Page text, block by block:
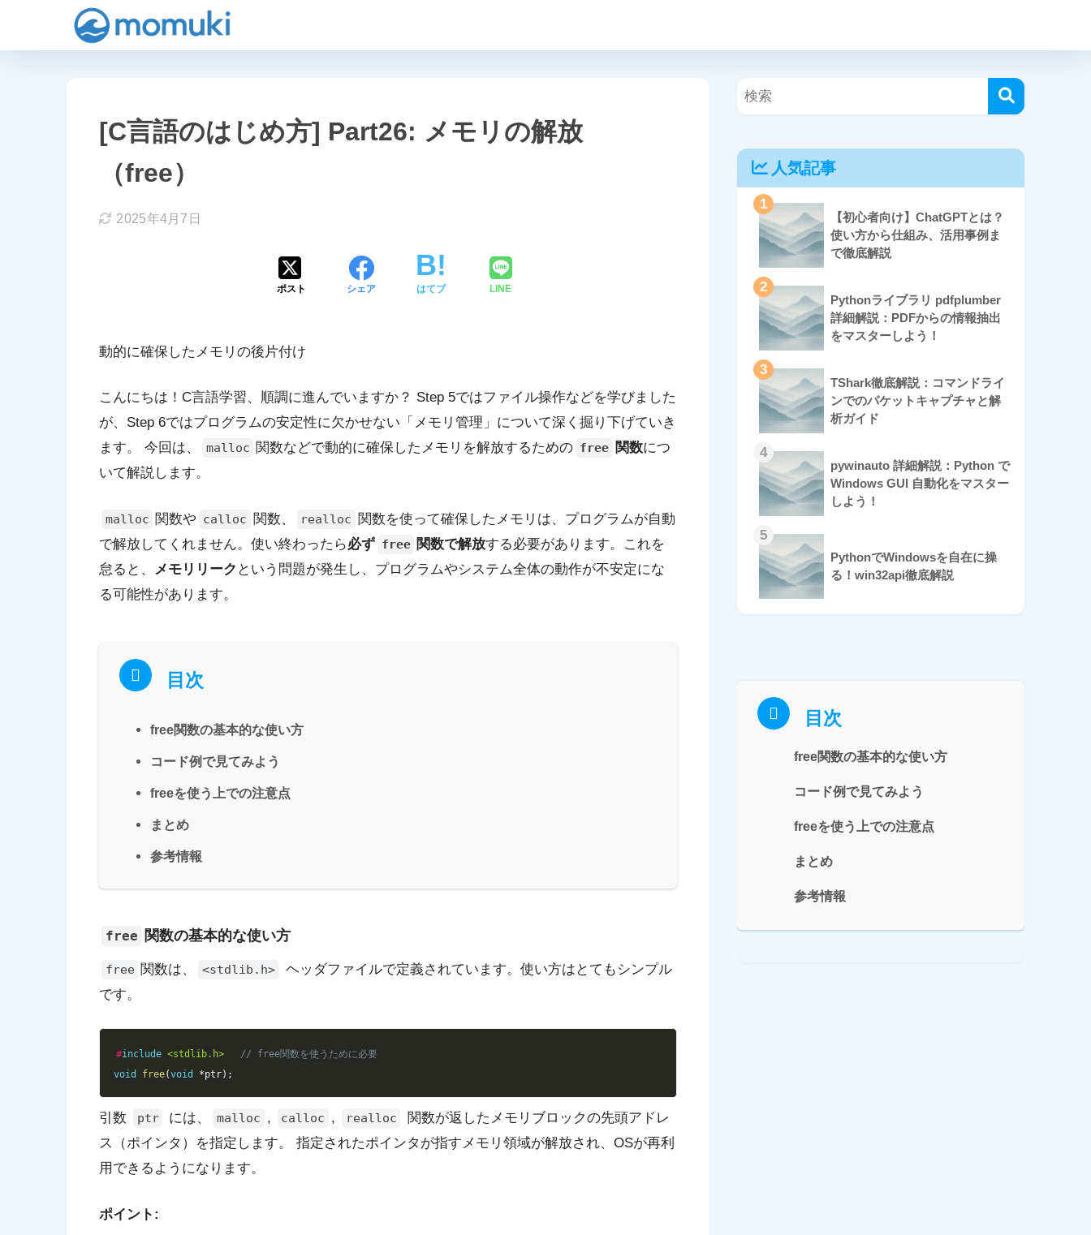
[C言語のはじめ方] Part26: メモリの解放
（free）
2025年4月7日
ポスト シェア はてブ LINE
動的に確保したメモリの後片付け
こんにちは！C言語学習、順調に進んでいますか？ Step 5ではファイル操作などを学びました
が、Step 6ではプログラムの安定性に欠かせない「メモリ管理」について深く掘り下げていき
ます。 今回は、
malloc 関数などで動的に確保したメモリを解放するための free 関数につ
いて解説します。
malloc 関数や calloc 関数、 realloc 関数を使って確保したメモリは、プログラムが自動
で解放してくれません。使い終わったら必ず free 関数で解放する必要があります。これを
怠ると、 メモリリーク という問題が発生し、プログラムやシステム全体の動作が不安定にな
る可能性があります。
目次
free関数の基本的な使い方
コード例で見てみよう
freeを使う上での注意点
まとめ
参考情報
free 関数の基本的な使い方
free 関数は、 <stdlib.h>
ヘッダファイルで定義されています。使い方はとてもシンプル
です。
#include <stdlib.h>
// free関数を使うために必要
void
free(void *ptr) ;
引数 ptr には、 malloc , calloc , realloc
関数が返したメモリブロックの先頭アドレ
ス（ポインタ）を指定します。 指定されたポインタが指すメモリ領域が解放され、OSが再利
用できるようになります。
ポイント:
人気記事
1
【初心者向け】ChatGPTとは？
使い方から仕組み、活用事例ま
で徹底解説
2
Pythonライブラリ pdfplumber
詳細解説：PDFからの情報抽出
をマスターしよう！
3
TShark徹底解説：コマンドライ
ンでのパケットキャプチャと解
析ガイド
4
pywinauto 詳細解説：Python で
Windows GUI 自動化をマスター
しよう！
5
PythonでWindowsを自在に操
る！win32api徹底解説
目次
free関数の基本的な使い方
コード例で見てみよう
freeを使う上での注意点
まとめ
参考情報